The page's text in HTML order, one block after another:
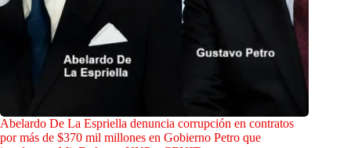
Abelardo De La Espriella denuncia corrupción en contratos
por más de $370 mil millones en Gobierno Petro que